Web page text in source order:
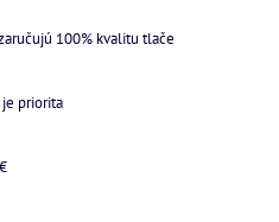
100% kvalitu tlače
priorita